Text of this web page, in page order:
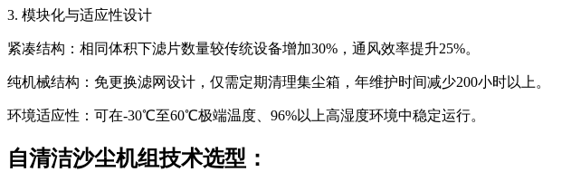
3. 模块化与适应性设计
紧凑结构：相同体积下滤片数量较传统设备增加30%，通风效率提升25%。
纯机械结构：免更换滤网设计，仅需定期清理集尘箱，年维护时间减少200小时以上。
环境适应性：可在-30℃至60℃极端温度、96%以上高湿度环境中稳定运行。
自清洁沙尘机组技术选型：